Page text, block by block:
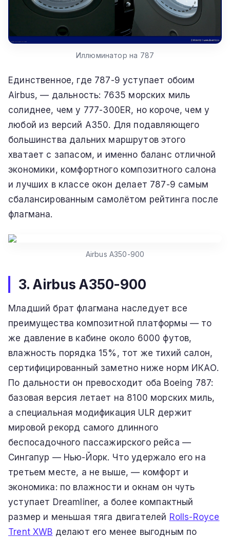
Иллюминатор на 787
Единственное, где 787-9 уступает обоим
Airbus, — дальность: 7635 морских миль
солиднее, чем у 777-300ER, но короче, чем у
любой из версий A350. Для подавляющего
большинства дальних маршрутов этого
хватает с запасом, и именно баланс отличной
экономики, комфортного композитного салона
и лучших в классе окон делает 787-9 самым
сбалансированным самолётом рейтинга после
флагмана.
Airbus A350-900
3. Airbus A350-900
Младший брат флагмана наследует все
преимущества композитной платформы — то
же давление в кабине около 6000 футов,
влажность порядка 15%, тот же тихий салон,
сертифицированный заметно ниже норм ИКАО.
По дальности он превосходит оба Boeing 787:
базовая версия летает на 8100 морских миль,
а специальная модификация ULR держит
мировой рекорд самого длинного
беспосадочного пассажирского рейса —
Сингапур — Нью-Йорк. Что удержало его на
третьем месте, а не выше, — комфорт и
экономика: по влажности и окнам он чуть
уступает Dreamliner, а более компактный
размер и меньшая тяга двигателей Rolls-Royce
Trent XWB делают его менее выгодным по